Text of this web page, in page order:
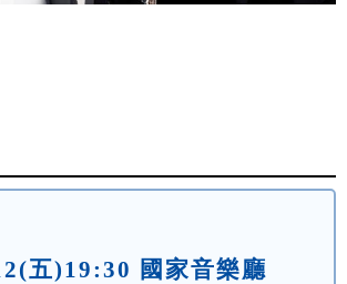
五)19:30 國家音樂廳